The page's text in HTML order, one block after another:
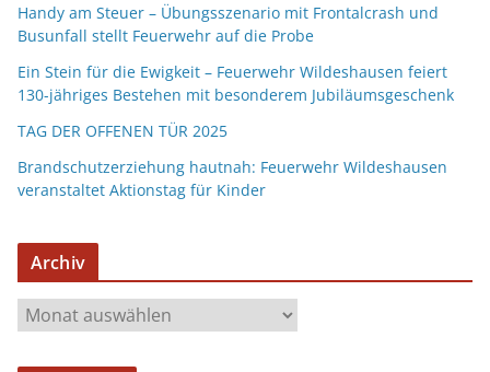
Handy am Steuer – Übungsszenario mit Frontalcrash und
Busunfall stellt Feuerwehr auf die Probe
Ein Stein für die Ewigkeit – Feuerwehr Wildeshausen feiert
130-jähriges Bestehen mit besonderem Jubiläumsgeschenk
TAG DER OFFENEN TÜR 2025
Brandschutzerziehung hautnah: Feuerwehr Wildeshausen
veranstaltet Aktionstag für Kinder
Archiv